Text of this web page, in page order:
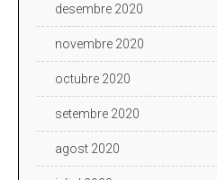
desembre 2020
novembre 2020
octubre 2020
setembre 2020
agost 2020